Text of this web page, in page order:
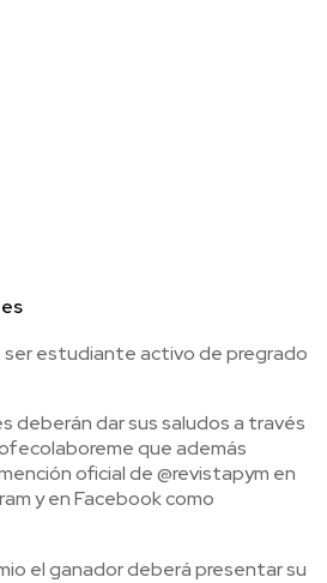
ser estudiante activo de pregrado
deberán dar sus saludos a través
que además
oficial de @revistapym en
y en Facebook como
el ganador deberá presentar su